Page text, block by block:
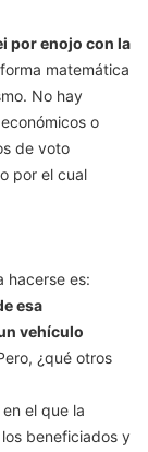
por enojo con la
matemática
No hay
o
de voto
por el cual
hacerse es:
esa
vehículo
¿qué otros
el que la
beneficiados y